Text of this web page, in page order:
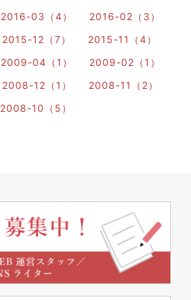
2016-03（4）
2016-02（3）
2015-12（7）
2015-11（4）
2009-04（1）
2009-02（1）
2008-12（1）
2008-11（2）
2008-10（5）